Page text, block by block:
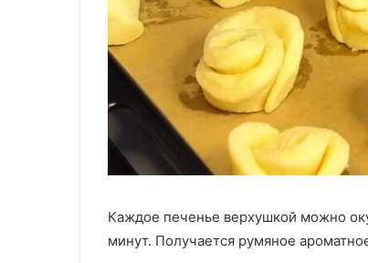
Каждое печенье верхушкой можно
минут. Получается румяное